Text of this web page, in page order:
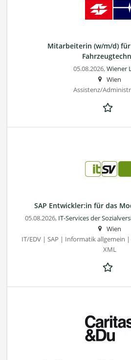
Mitarbeiterin (w/m/d) für
05.08.2026,Wiener
Wien
Assistenz/
SAP Entwickler:in für das
05.08.2026, IT-Services der
Wien
IT/EDV | SAP | Informatik allgemein
XML